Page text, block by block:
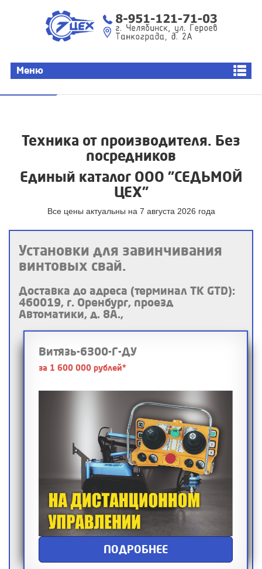
МенюСЕДЬМОЙ ЦЕХ Доставка О
Техника от производителя. Без
посредников
Единый каталог ООО "СЕДЬМОЙ
ЦЕХ"
Все цены актуальны на 7 августа 2026 года
Установки для завинчивания
винтовых свай.
Доставка до адреса (терминал ТК GTD):
460019, г. Оренбург, проезд
Автоматики, д. 8А.,
Витязь-6300-Г-ДУ
за 1 600 000 рублей*
ПОДРОБНЕЕ